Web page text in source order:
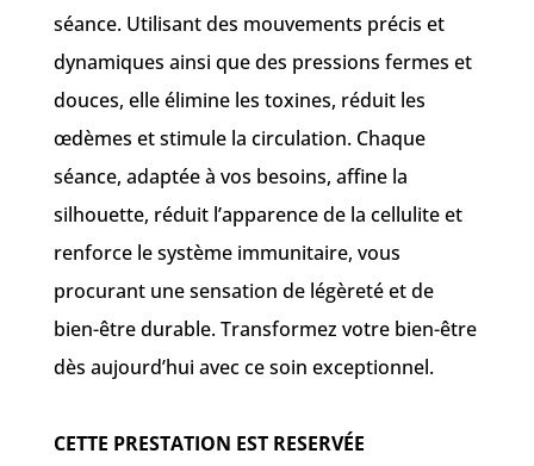
séance. Utilisant des mouvements précis et
dynamiques ainsi que des pressions fermes et
douces, elle élimine les toxines, réduit les
œdèmes et stimule la circulation. Chaque
séance, adaptée à vos besoins, affine la
silhouette, réduit l’apparence de la cellulite et
renforce le système immunitaire, vous
procurant une sensation de légèreté et de
bien-être durable. Transformez votre bien-être
dès aujourd’hui avec ce soin exceptionnel.
CETTE PRESTATION EST RESERVÉE